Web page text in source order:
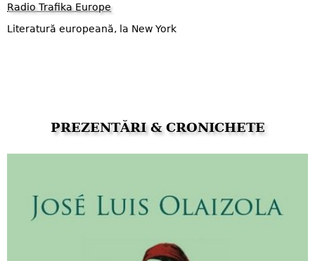
Radio Trafika Europe
Literatură europeană, la New York
PREZENTĂRI & CRONICHETE